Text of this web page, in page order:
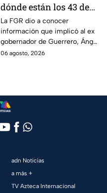
dónde están los 43 de
Ayotzinapa tras
captura de Ángel
Aguirre, ex gobernador
de Guerrero
La FGR dio a conocer
información que implicó al ex
gobernador de Guerrero, Ángel
Aguirre, quien fue detenido
06 agosto, 2026
adn Noticias
a más +
TV Azteca Internacional